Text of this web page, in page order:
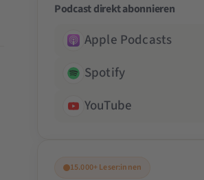
Podcast direkt abonnieren
Apple Podcasts
Spotify
YouTube
15.000+ Leser:innen